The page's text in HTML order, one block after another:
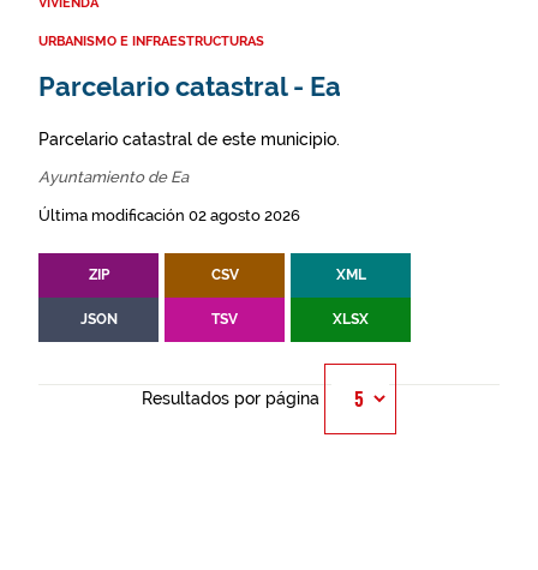
VIVIENDA
URBANISMO E INFRAESTRUCTURAS
Parcelario catastral - Ea
Parcelario catastral de este municipio.
Ayuntamiento de Ea
Última modificación 02 agosto 2026
ZIP CSV XML
JSON TSV XLSX
Resultados por página